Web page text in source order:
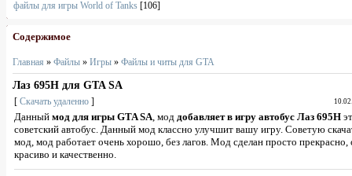
файлы для игры World of Tanks [106]
Содержимое
Главная » Файлы » Игры » Файлы и читы для GTA
Лаз 695Н для GTA SA
[ Скачать удаленно ]
Данный мод для игры GTA SA, мод добавляет в игру автобус Лаз 695Н
советский автобус. Данный мод классно улучшит вашу игру. Советую
мод, мод работает очень хорошо, без лагов. Мод сделан просто прекрасно,
красиво и качественно.